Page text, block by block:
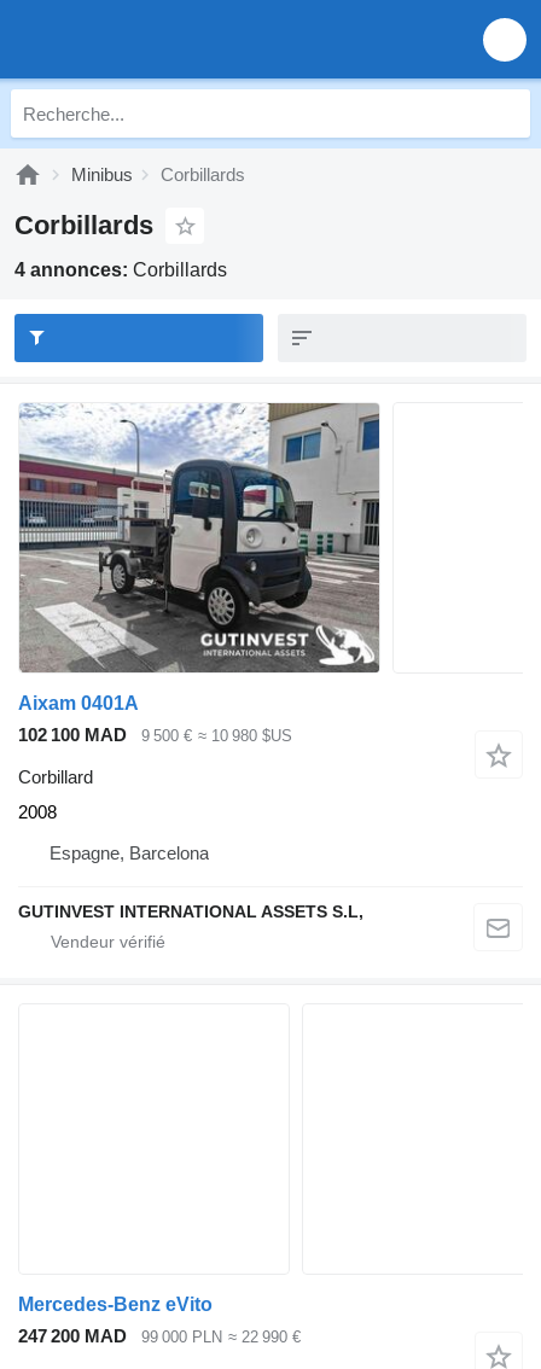
Minibus Corbillards
Corbillards
4 annonces: Corbillards
Aixam 0401A
102 100 MAD
9 500 € ≈ 10 980 $US
Corbillard
2008
Espagne, Barcelona
GUTINVEST INTERNATIONAL ASSETS S.L,
Mercedes-Benz eVito
247 200 MAD
99 000 PLN ≈ 22 990 €